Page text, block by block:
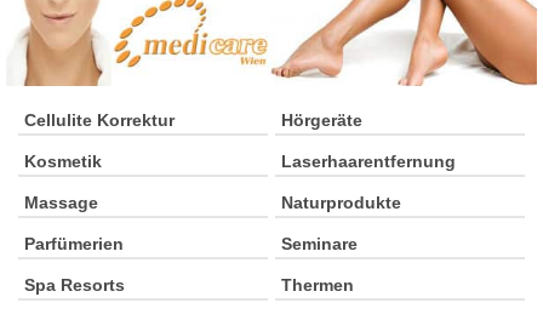
Cellulite Korrektur Hörgeräte
Kosmetik Laserhaarentfernung
Massage Naturprodukte
Parfümerien Seminare
Spa Resorts Thermen